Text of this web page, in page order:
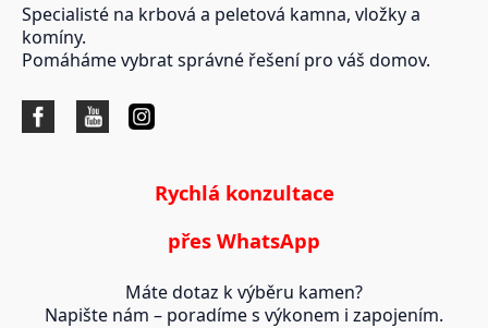
Specialisté na krbová a peletová kamna, vložky a
komíny.
Pomáháme vybrat správné řešení pro váš domov.
Rychlá konzultace
přes WhatsApp
Máte dotaz k výběru kamen?
Napište nám – poradíme s výkonem i zapojením.